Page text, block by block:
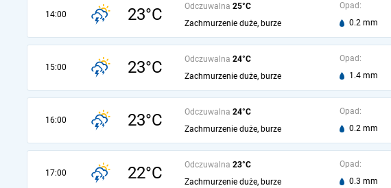
14:00 23°C Odczuwalna 25°C
Zachmurzenie duże, burze
Opad:
0.2 mm
15:00 23°C Odczuwalna 24°C
Zachmurzenie duże, burze
Opad:
1.4 mm
16:00 23°C Odczuwalna 24°C
Zachmurzenie duże, burze
Opad:
0.2 mm
17:00 22°C Odczuwalna 23°C
Zachmurzenie duże, burze
Opad:
0.3 mm